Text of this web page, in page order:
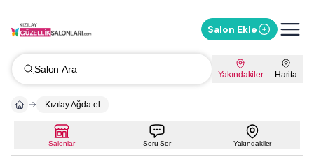
Salon Ekle
Salon Ara Yakındakiler Harita
Kızılay Ağda-el
Salonlar Soru Sor Yakındakiler